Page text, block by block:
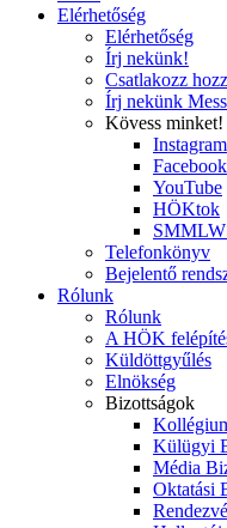
Elérhetőség
Elérhetőség
Írj nekünk!
Csatlakozz
Írj nekünk
Kövess minket!
Instagram
Facebook
YouTube
HÖKtok
Telefonkönyv
Bejelentő
Rólunk
Rólunk
A HÖK
Küldöttgyűlés
Elnökség
Bizottságok
Külügyi
Média
Oktatási